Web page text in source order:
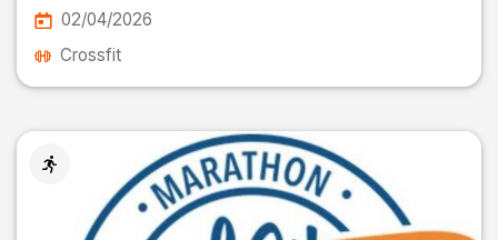
02/04/2026
Crossfit